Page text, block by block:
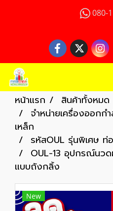
080-
หน้าแรก
สินค้าทั้งหมด
จำหน่ายเครื่องออกก
เหล็ก
รหัสOUL รุ่นพิเศษ
OUL-13 อุปกรณ์นวด
แบบถังกลิ้ง
New